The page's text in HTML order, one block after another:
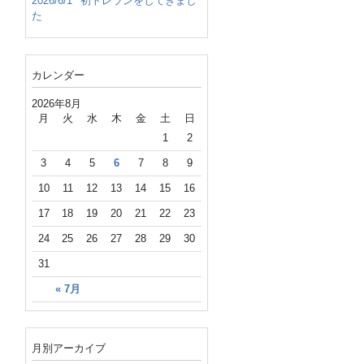
た
カレンダー
2026年8月
月 火 水 木 金 土 日
« 7月
1 2
3 4 5 6 7 8 9
10 11 12 13 14 15 16
17 18 19 20 21 22 23
24 25 26 27 28 29 30
31
月別アーカイブ